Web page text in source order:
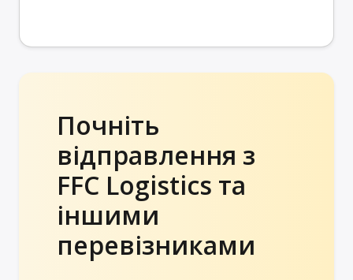
Почніть
відправлення з
FFC Logistics та
іншими
перевізниками